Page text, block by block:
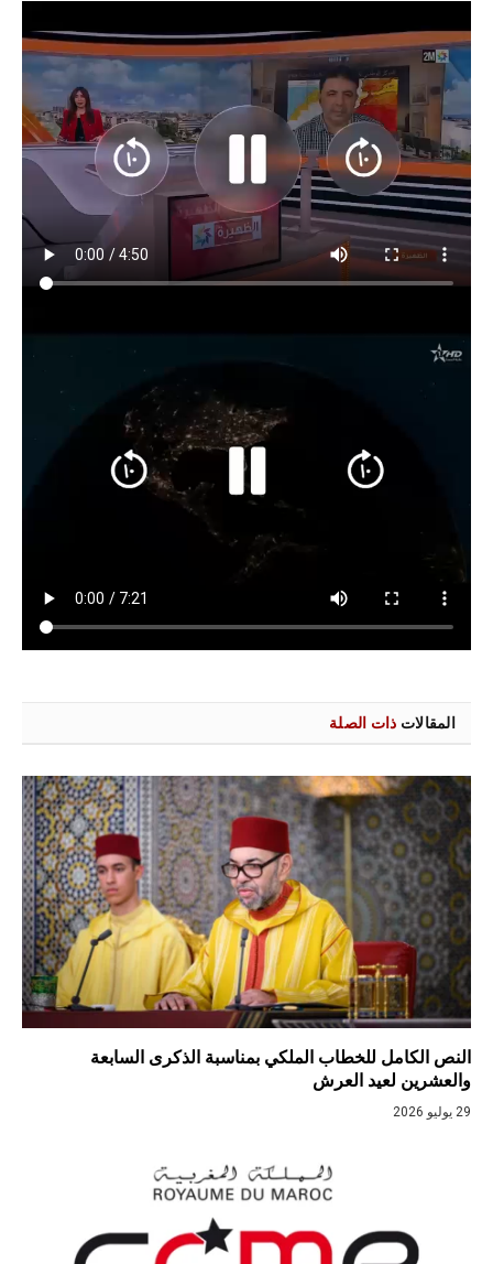
المقالات ذات الصلة
النص الكامل للخطاب الملكي بمناسبة الذكرى السابعة
والعشرين لعيد العرش
29 يوليو 2026